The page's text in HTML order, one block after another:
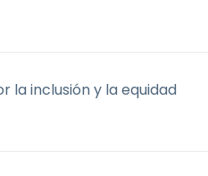
la inclusión y la equidad